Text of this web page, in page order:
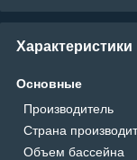
Характеристики
Основные
Производитель
Страна
Объем бассейна